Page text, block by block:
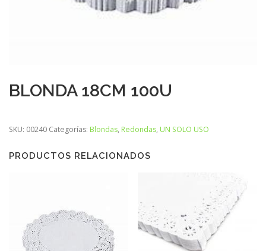
BLONDA 18CM 100U
SKU: 00240 Categorías: Blondas, Redondas, UN SOLO USO
PRODUCTOS RELACIONADOS